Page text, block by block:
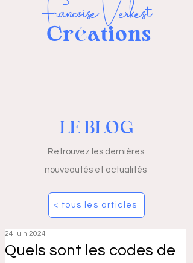
Françoise Verkest
Créations
LE BLOG
Retrouvez les dernières
nouveautés et actualités
< tous les articles
Quels sont les codes de
24 juin 2024